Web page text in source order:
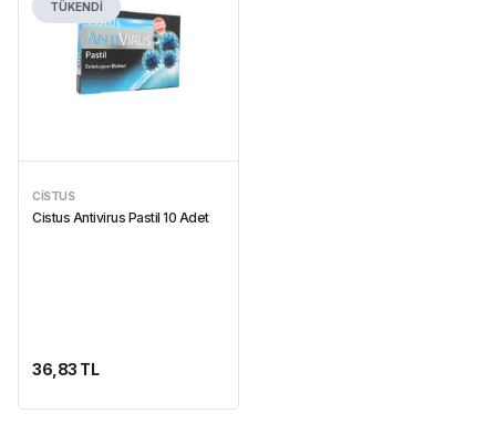
TÜKENDİ
CISTUS
Cistus Antivirus Pastil 10 Adet
36,83 TL